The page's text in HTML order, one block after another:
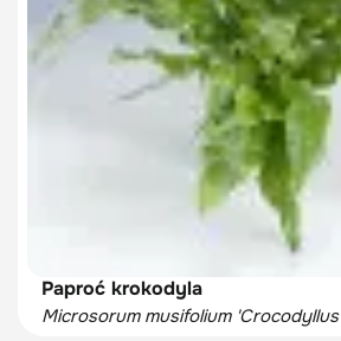
Paproć krokodyla
Microsorum musifolium 'Crocodyllus'